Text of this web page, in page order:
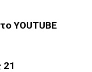
YOUTUBE
21